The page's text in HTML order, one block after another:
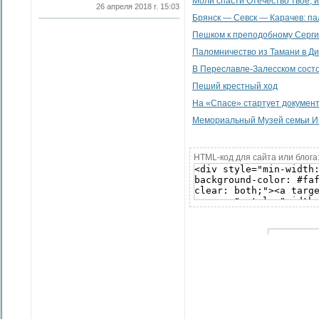
26 апреля 2018 г. 15:03
Брянск — Севск — Карачев:
Пешком к преподобному
Паломничество из Тамани в
В Переславле-Залесском
Пеший крестный ход
На «Спасе» стартует
Мемориальный Музей семьи
HTML-код для сайта или блога: